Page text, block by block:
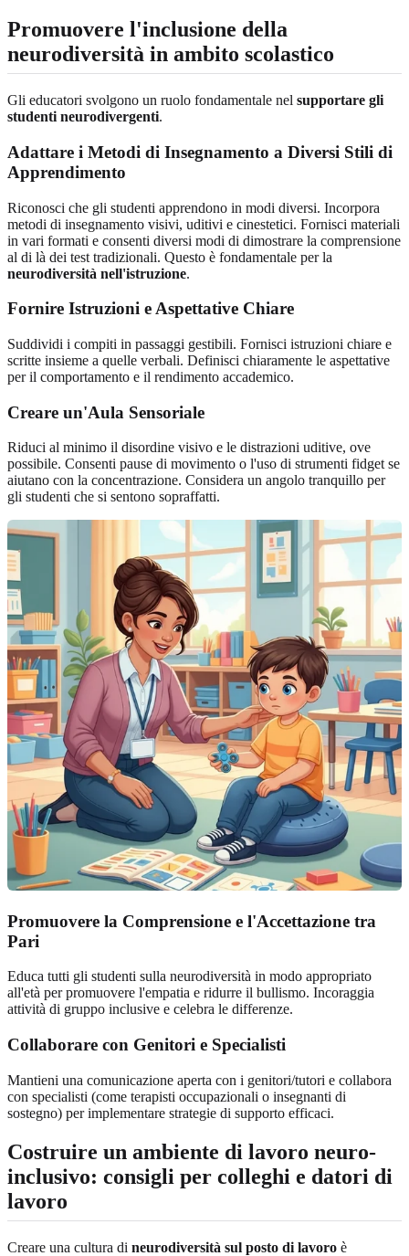
Promuovere l'inclusione della
neurodiversità in ambito scolastico
Gli educatori svolgono un ruolo fondamentale nel supportare gli
studenti neurodivergenti.
Adattare i Metodi di Insegnamento a Diversi Stili di
Apprendimento
Riconosci che gli studenti apprendono in modi diversi. Incorpora
metodi di insegnamento visivi, uditivi e cinestetici. Fornisci materiali
in vari formati e consenti diversi modi di dimostrare la comprensione
al di là dei test tradizionali. Questo è fondamentale per la
neurodiversità nell'istruzione.
Fornire Istruzioni e Aspettative Chiare
Suddividi i compiti in passaggi gestibili. Fornisci istruzioni chiare e
scritte insieme a quelle verbali. Definisci chiaramente le aspettative
per il comportamento e il rendimento accademico.
Creare un'Aula Sensoriale
Riduci al minimo il disordine visivo e le distrazioni uditive, ove
possibile. Consenti pause di movimento o l'uso di strumenti fidget se
aiutano con la concentrazione. Considera un angolo tranquillo per
gli studenti che si sentono sopraffatti.
Promuovere la Comprensione e l'Accettazione tra
Pari
Educa tutti gli studenti sulla neurodiversità in modo appropriato
all'età per promuovere l'empatia e ridurre il bullismo. Incoraggia
attività di gruppo inclusive e celebra le differenze.
Collaborare con Genitori e Specialisti
Mantieni una comunicazione aperta con i genitori/tutori e collabora
con specialisti (come terapisti occupazionali o insegnanti di
sostegno) per implementare strategie di supporto efficaci.
Costruire un ambiente di lavoro neuro-
inclusivo: consigli per colleghi e datori di
lavoro
Creare una cultura di neurodiversità sul posto di lavoro è